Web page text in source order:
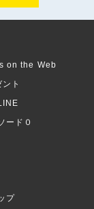
on the Web
ト
ード０
プ